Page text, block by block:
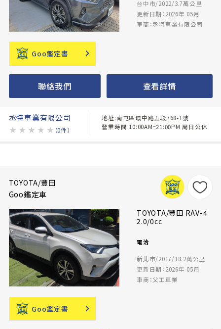
台中市/2022/3.7萬公里
更新日期：2026年 05月
車商：丞特車業有限公司
Goo鑑定書
聯絡我們 查看詳情
丞特車業有限公司
★ ★ ★ ★ ★ （0件）
地址:南屯區環中路五段768-1號
營業時間:10:00AM~21:00PM 周日公休
TOYOTA/豐田
Goo鑑定車
TOYOTA/豐田 RAV-4
2.0/0cc
電洽
新北市/2017/18.2萬公里
更新日期：2026年 05月
車商：父工車業
Goo鑑定書